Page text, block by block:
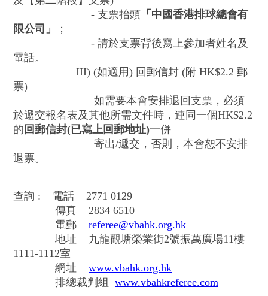
- 支票抬頭 「中國香港排球總會有
限公司」
；
- 請於支票背後寫上參加者姓名及
電話。
III) (如適用) 回郵信封 (附 HK$2.2 郵
票)
如需要本會安排退回支票，必須
於遞交報名表及其他所需文件時，連同一個HK$2.2
的 回郵信封(已寫上回郵地址)一併
寄出/遞交，否則，本會恕不安排
退票。
查詢 : 電話 2771 0129
傳真 2834 6510
電郵 referee@vbahk.org.hk
地址 九龍觀塘榮業街2號振萬廣場11樓
1111-1112室
網址 www.vbahk.org.hk
排總裁判組 www.vbahkreferee.com